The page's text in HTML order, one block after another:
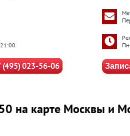
(495) 023-56-06
на карте Москвы и